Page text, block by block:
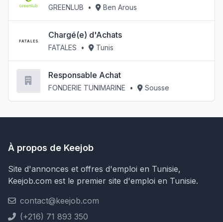
GREENLUB • Ben Arous
Chargé(e) d'Achats
FATALES • Tunis
Responsable Achat
FONDERIE TUNIMARINE • Sousse
À propos de Keejob
Site d'annonces et offres d'emploi en Tunisie,
Keejob.com est le premier site d'emploi en Tunisie.
contact@keejob.com
(+216) 71 893 350